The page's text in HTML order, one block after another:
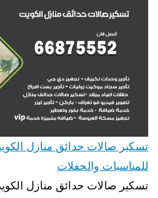
للمناسبات والحفلات
تسكير صالات حدائق منازل